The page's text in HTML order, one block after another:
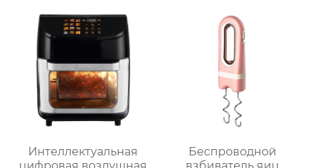
Интеллектуальная
Беспроводной